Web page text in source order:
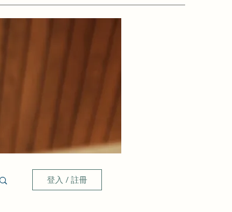
登入 / 註冊